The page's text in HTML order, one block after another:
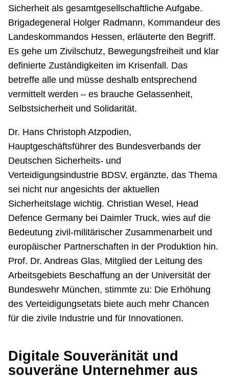
Sicherheit als gesamtgesellschaftliche Aufgabe.
Brigadegeneral Holger Radmann, Kommandeur des
Landeskommandos Hessen, erläuterte den Begriff.
Es gehe um Zivilschutz, Bewegungsfreiheit und klar
definierte Zuständigkeiten im Krisenfall. Das
betreffe alle und müsse deshalb entsprechend
vermittelt werden – es brauche Gelassenheit,
Selbstsicherheit und Solidarität.
Dr. Hans Christoph Atzpodien,
Hauptgeschäftsführer des Bundesverbands der
Deutschen Sicherheits- und
Verteidigungsindustrie BDSV, ergänzte, das Thema
sei nicht nur angesichts der aktuellen
Sicherheitslage wichtig. Christian Wesel, Head
Defence Germany bei Daimler Truck, wies auf die
Bedeutung zivil-militärischer Zusammenarbeit und
europäischer Partnerschaften in der Produktion hin.
Prof. Dr. Andreas Glas, Mitglied der Leitung des
Arbeitsgebiets Beschaffung an der Universität der
Bundeswehr München, stimmte zu: Die Erhöhung
des Verteidigungsetats biete auch mehr Chancen
für die zivile Industrie und für Innovationen.
Digitale Souveränität und
souveräne Unternehmer aus